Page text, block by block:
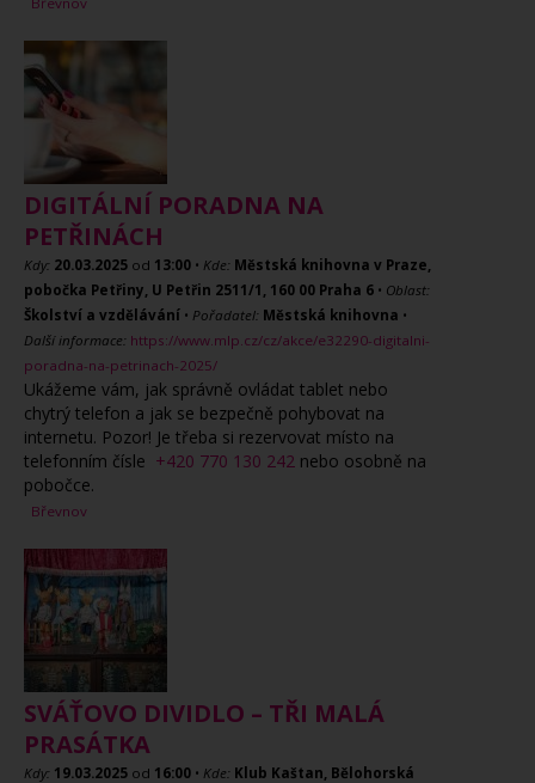
DIGITÁLNÍ PORADNA NA
PETŘINÁCH
Kdy: 20.03.2025 od 13:00 • Kde: Městská knihovna v Praze,
pobočka Petřiny, U Petřin 2511/1, 160 00 Praha 6 • Oblast:
Školství a vzdělávání • Pořadatel: Městská knihovna •
Další informace: https://www.mlp.cz/cz/akce/e32290-digitalni-
poradna-na-petrinach-2025/
Ukážeme vám, jak správně ovládat tablet nebo
chytrý telefon a jak se bezpečně pohybovat na
internetu. Pozor! Je třeba si rezervovat místo na
telefonním čísle +420 770 130 242 nebo osobně na
pobočce.
Břevnov
SVÁŤOVO DIVIDLO – TŘI MALÁ
PRASÁTKA
Kdy: 19.03.2025 od 16:00 • Kde: Klub Kaštan, Bělohorská